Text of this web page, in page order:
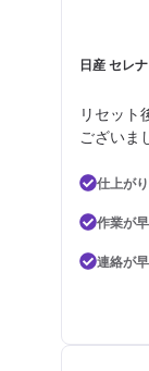
日産 セレ
リセット
ございま
仕上が
作業が
連絡が